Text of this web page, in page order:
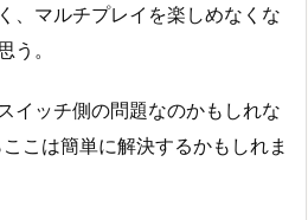
、マルチプレイを楽しめなくな
う。
イッチ側の問題なのかもしれな
こは簡単に解決するかもしれま